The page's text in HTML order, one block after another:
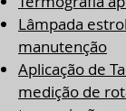
Lâmpada
manutenção
Aplicação de
medição de